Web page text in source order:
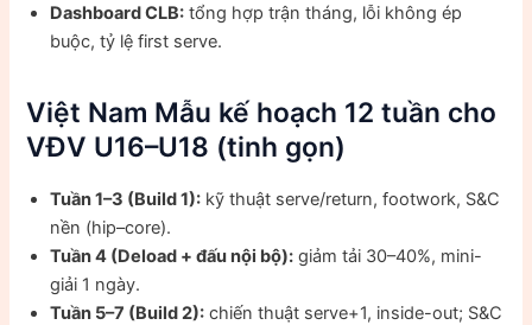
Dashboard CLB: tổng hợp trận tháng, lỗi không ép
buộc, tỷ lệ first serve.
Việt Nam Mẫu kế hoạch 12 tuần cho
VĐV U16–U18 (tinh gọn)
Tuần 1–3 (Build 1): kỹ thuật serve/return, footwork, S&C
nền (hip–core).
Tuần 4 (Deload + đấu nội bộ): giảm tải 30–40%, mini-
giải 1 ngày.
Tuần 5–7 (Build 2): chiến thuật serve+1, inside-out; S&C